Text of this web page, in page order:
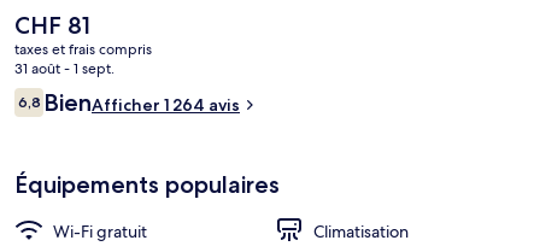
en commun. Les transports publics sont rapidement accessibles à
pied : Station de métro Tottenham Court Road se situe à quelques
pas et Station de métro Goodge Street, à 6 min de marche à peine.
Le
prix
actuel
est
de
CHF 81
taxes et frais compris
31 août - 1 sept.
Avis
voyageurs
6,86,8 sur 10
BienAfficher 1 264 avis
Équipements populaires
Wi-Fi gratuit
Climatisation